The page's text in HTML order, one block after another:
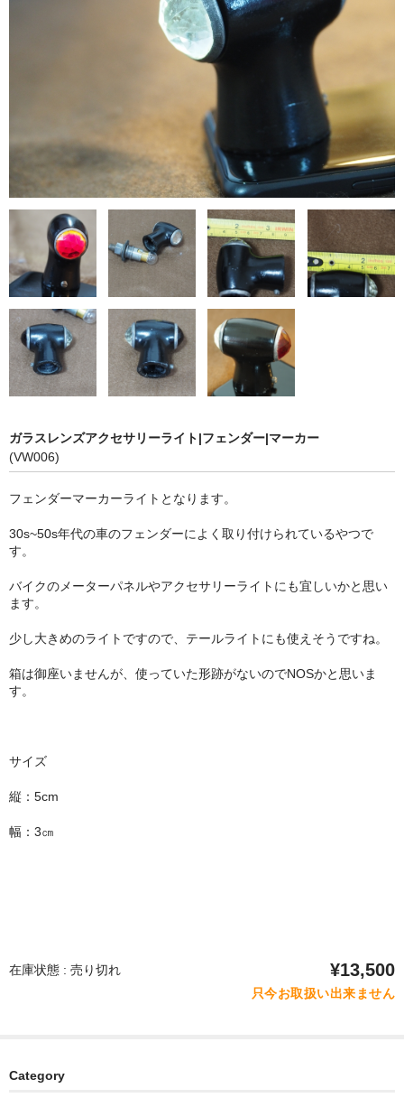
ガラスレンズアクセサリーライト|フェンダー|マーカー
(VW006)
フェンダーマーカーライトとなります。
30s~50s年代の車のフェンダーによく取り付けられているやつで
す。
バイクのメーターパネルやアクセサリーライトにも宜しいかと思い
ます。
少し大きめのライトですので、テールライトにも使えそうですね。
箱は御座いませんが、使っていた形跡がないのでNOSかと思いま
す。
サイズ
縦：5cm
幅：3㎝
在庫状態 : 売り切れ ¥13,500
只今お取扱い出来ません
Category